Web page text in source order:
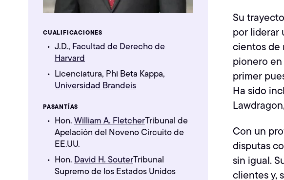
CUALIFICACIONES
J.D., Facultad de Derecho de
Harvard
Licenciatura, Phi Beta Kappa,
Universidad Brandeis
PASANTÍAS
Hon.William A. FletcherTribunal de
Apelación del Noveno Circuito de
EE.UU.
Hon. David H. SouterTribunal
Supremo de los Estados Unidos
Su
por liderar
cientos de
pionero
primer
Ha sido
Con un
disputas
sin igual.
clientes y,